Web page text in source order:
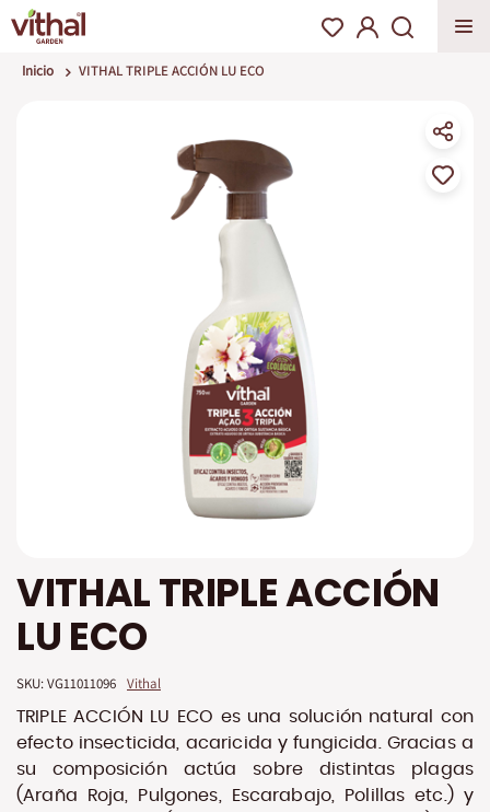
Inicio VITHAL TRIPLE ACCIÓN LU ECO
al
comienzo
de
la
de
imágenes
VITHAL TRIPLE ACCIÓN
LU ECO
SKU: VG11011096 Vithal
TRIPLE ACCIÓN LU ECO es una solución natural con
efecto insecticida, acaricida y fungicida. Gracias a
su composición actúa sobre distintas plagas
(Araña Roja, Pulgones, Escarabajo, Polillas etc.) y